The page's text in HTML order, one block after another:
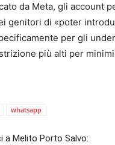
da Meta, gli account
genitori di «poter
per gli
più alti per
whatsapp
a Melito Porto Salvo: